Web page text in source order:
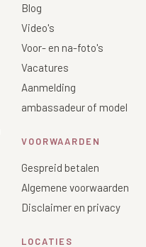
Blog
Video's
Voor- en na-foto's
Vacatures
Aanmelding
ambassadeur of model
VOORWAARDEN
Gespreid betalen
Algemene voorwaarden
Disclaimer en privacy
LOCATIES